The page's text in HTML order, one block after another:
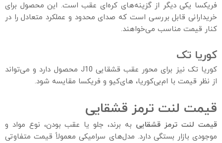
فریکسا یکی دیگر از گزینه‌های کره‌ای عقب است. این محصول برای
خریدارانی قابل بررسی است که صدای محدود و عملکرد متعادل را در
کنار قیمت مناسب می‌خواهند.
کوریا تک
کوریا تک نیز برای محور عقب قشقایی J10 محصول دارد و می‌تواند
از نظر قیمت با ام‌بی‌کوریا، های‌کیو و فریکسا مقایسه شود.
قیمت لنت ترمز قشقایی
قیمت لنت ترمز قشقایی به برند، جلو یا عقب بودن، نوع مواد و
موجودی بازار بستگی دارد. مدل‌های سرامیکی معمولاً قیمت متفاوتی